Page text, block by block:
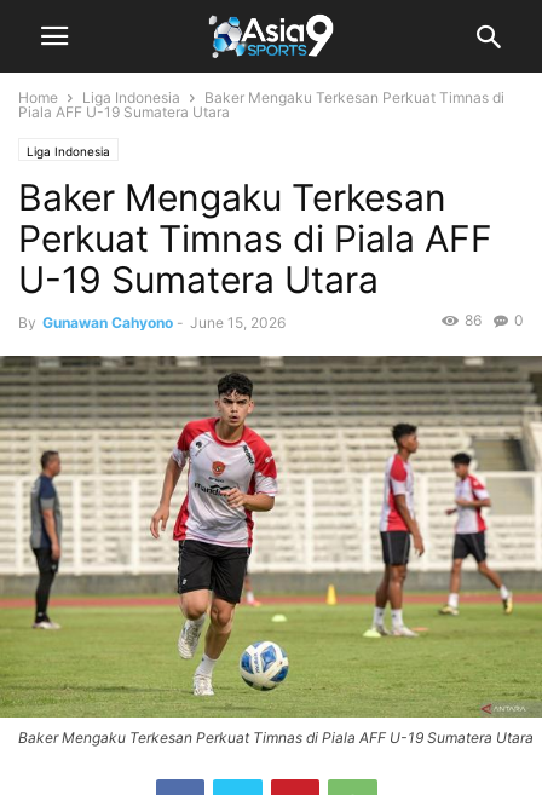
Home Liga Indonesia
Baker Mengaku Terkesan Perkuat Timnas di
Piala AFF U-19 Sumatera Utara
Liga Indonesia
Baker Mengaku Terkesan
Perkuat Timnas di Piala AFF
U-19 Sumatera Utara
By Gunawan Cahyono - June 15, 2026 0
86
Baker Mengaku Terkesan Perkuat Timnas di Piala AFF U-19 Sumatera Utara